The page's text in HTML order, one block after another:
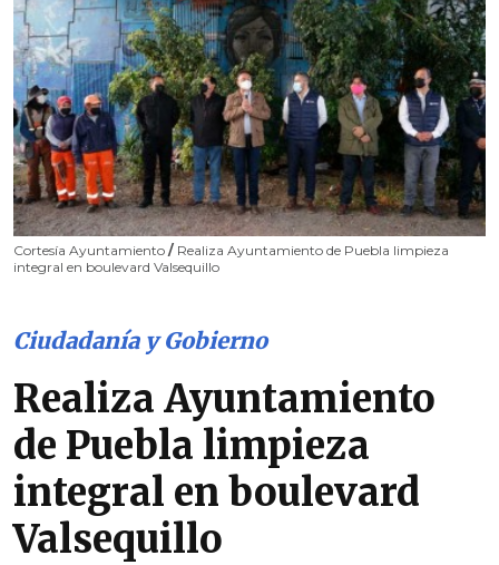
Cortesía Ayuntamiento / Realiza Ayuntamiento de Puebla limpieza
integral en boulevard Valsequillo
Ciudadanía y Gobierno
Realiza Ayuntamiento
de Puebla limpieza
integral en boulevard
Valsequillo